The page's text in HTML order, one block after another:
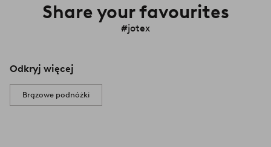
Share your favourites
#jotex
Odkryj więcej
Brązowe podnóżki